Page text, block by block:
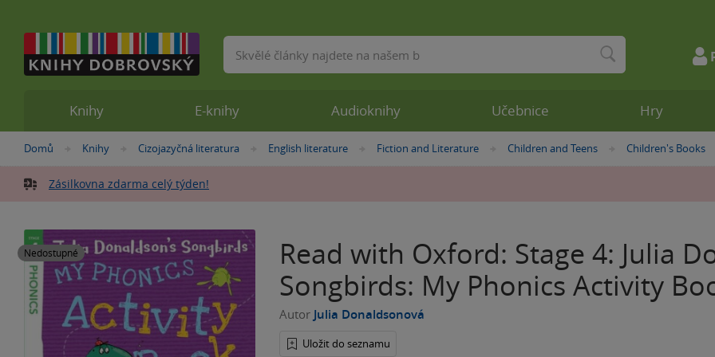
Nacházíte
zde:
Domů »
Knihy »
Cizojazyčná literatura »
English literature »Fiction and Literature »
Children and Teens »
Children's Books
Zásilkovna zdarma celý týden!
Nedostupné
Read with Oxford: Stage 4: Julia
Songbirds: My Phonics Activity
Autor Julia Donaldsonová
Uložit do seznamu
Knihy E-knihy Audioknihy Učebnice Hry
Vyhledávání